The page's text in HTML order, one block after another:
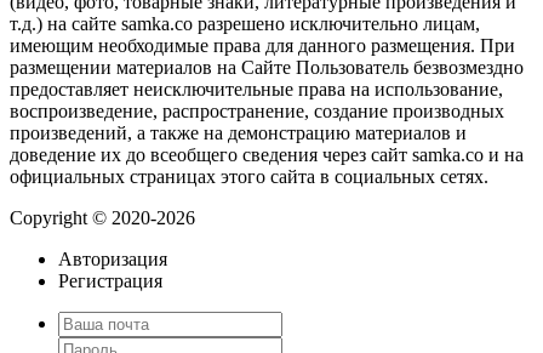
т.д.) на сайте samka.co разрешено исключительно лицам,
имеющим необходимые права для данного размещения. При
размещении материалов на Сайте Пользователь безвозмездно
предоставляет неисключительные права на использование,
воспроизведение, распространение, создание производных
произведений, а также на демонстрацию материалов и
доведение их до всеобщего сведения через сайт samka.co и на
официальных страницах этого сайта в социальных сетях.
Copyright © 2020-2026
Авторизация
Регистрация